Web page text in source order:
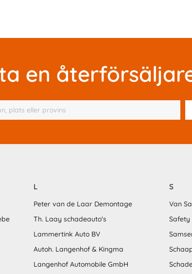
en
L
Peter van de Laar Demontage
Th. Laay schadeauto's
Lammertink Auto BV
Autoh. Langenhof & Kingma
Langenhof Automobile GmbH
S
Van
Safety